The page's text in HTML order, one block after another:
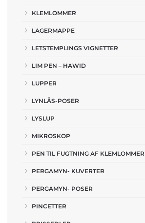
KLEMLOMMER
LAGERMAPPE
LETSTEMPLINGS VIGNETTER
LIM PEN – HAWID
LUPPER
LYNLÅS-POSER
LYSLUP
MIKROSKOP
PEN TIL FUGTNING AF KLEMLOMMER
PERGAMYN- KUVERTER
PERGAMYN- POSER
PINCETTER